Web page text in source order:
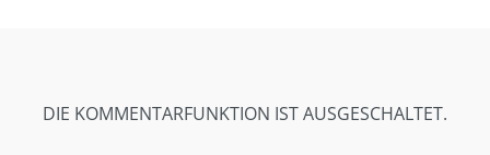
DIE KOMMENTARFUNKTION IST AUSGESCHALTET.